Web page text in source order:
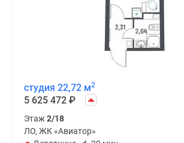
студия 22,72 м2
5 625 472 ₽
Этаж2/18
ЛО, ЖК «Авиатор»